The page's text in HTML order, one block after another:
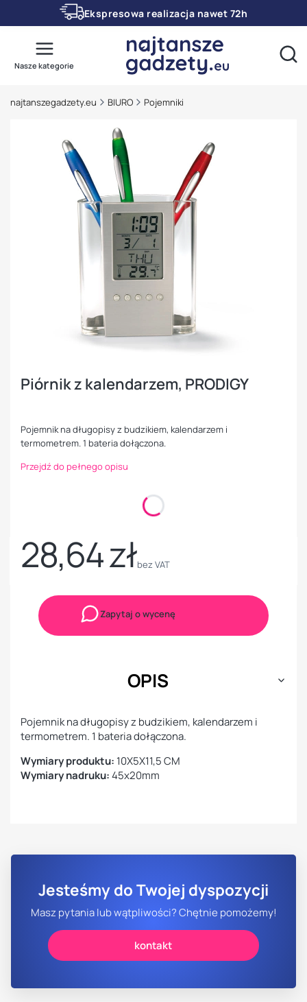
Ekspresowa realizacja nawet 72h
Nasze kategorie
najtanszegadzety.eu BIURO Pojemniki
Piórnik z kalendarzem, PRODIGY
Pojemnik na długopisy z budzikiem, kalendarzem i
termometrem. 1 bateria dołączona.
Przejdź do pełnego opisu
Cena
28,64 złbez VAT
Zapytaj o wycenę
OPIS
Pojemnik na długopisy z budzikiem, kalendarzem i
termometrem. 1 bateria dołączona.
Wymiary produktu: 10X5X11,5 CM
Wymiary nadruku:45x20mm
Jesteśmy do Twojej dyspozycji
Masz pytania lub wątpliwości? Chętnie pomożemy!
kontakt